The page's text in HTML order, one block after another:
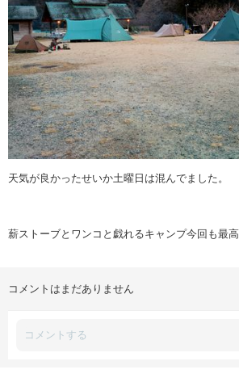
天気が良かったせいか土曜日は混んでました。
薪ストーブとワンコと戯れるキャンプ今回も最高
コメントはまだありません